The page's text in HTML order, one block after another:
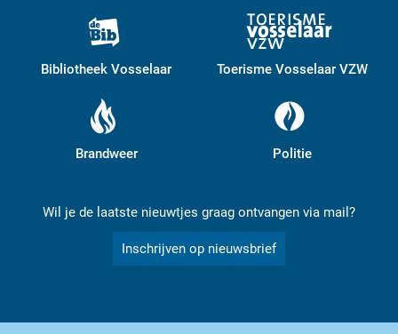
Bibliotheek Vosselaar Toerisme Vosselaar VZW
Brandweer Politie
Wil je de laatste nieuwtjes graag ontvangen via mail?
Inschrijven op nieuwsbrief